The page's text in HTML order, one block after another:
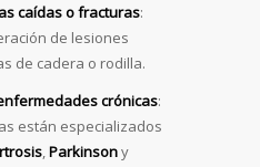
caídas o fracturas:
de lesiones
de cadera o rodilla.
crónicas:
están especializados
,Parkinsony